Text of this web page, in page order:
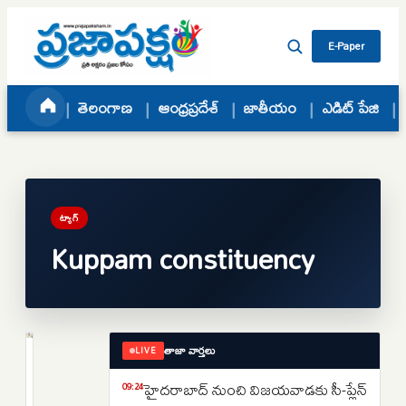
Skip to content
E-Paper
తెలంగాణ ఆంధ్రప్రదేశ్ జాతీయం ఎడిట్ పేజి
ట్యాగ్
Kuppam constituency
LIVE తాజా వార్తలు
09:24హైదరాబాద్ నుంచి విజయవాడకు సీ-ప్లేన్